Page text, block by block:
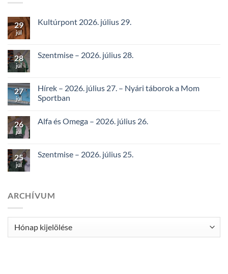
29
júl
Kultúrpont 2026. július 29.
28
júl
Szentmise – 2026. július 28.
27
júl
Hírek – 2026. július 27. – Nyári táborok a Mom
Sportban
26
júl
Alfa és Omega – 2026. július 26.
25
júl
Szentmise – 2026. július 25.
ARCHÍVUM
Archívum